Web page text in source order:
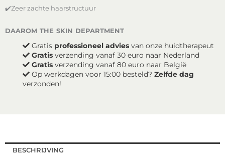
✔️Zeer zachte haarstructuur
daarom the skin department
Gratis professioneel advies van onze huidtherapeut
Gratis verzending vanaf 30 euro naar Nederland
Gratis verzending vanaf 80 euro naar België
Op werkdagen voor 15:00 besteld? Zelfde dag
verzonden!
BESCHRIJVING